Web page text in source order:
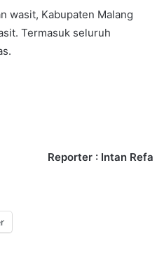
wasit, Kabupaten Malang
Termasuk seluruh
Reporter : Intan Refa